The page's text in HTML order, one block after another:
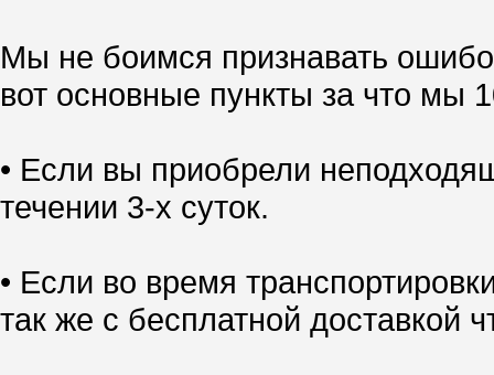
Мы не боимся признавать
вот основные пункты за что мы
• Если вы приобрели
течении 3-х суток.
• Если во время
так же с бесплатной доставкой